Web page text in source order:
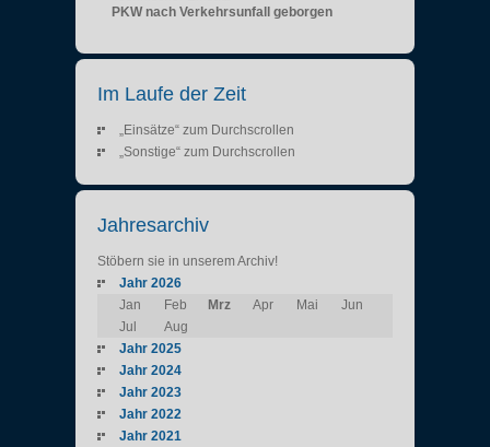
PKW nach Verkehrsunfall geborgen
Im Laufe der Zeit
„Einsätze“ zum Durchscrollen
„Sonstige“ zum Durchscrollen
Jahresarchiv
Stöbern sie in unserem Archiv!
Jahr 2026
Jan
Feb Mrz Apr Mai
Jun
Jul
Aug
Jahr 2025
Jahr 2024
Jahr 2023
Jahr 2022
Jahr 2021